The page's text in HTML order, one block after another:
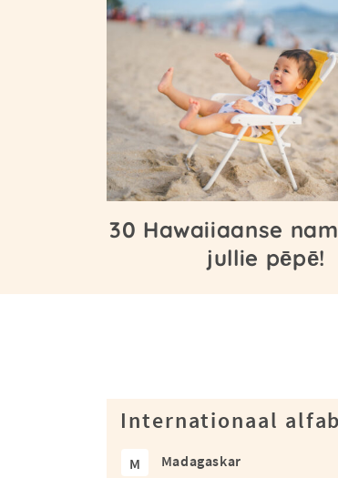
30 Hawaiiaanse
jullie pēpē!
Internationaal
M Madagaskar